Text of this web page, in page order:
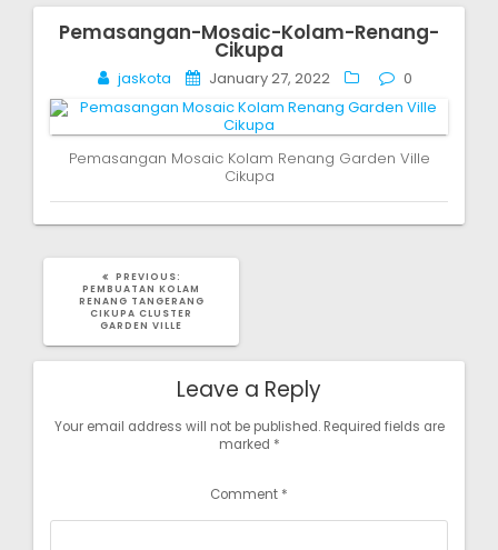
Pemasangan-Mosaic-Kolam-Renang-
Cikupa
jaskota January 27, 2022 0
Pemasangan Mosaic Kolam Renang Garden Ville
Cikupa
Post
navigation
PREVIOUS:
POST:
PEMBUATAN KOLAM
RENANG TANGERANG
CIKUPA CLUSTER
GARDEN VILLE
Leave a Reply
Your email address will not be published. Required fields are
marked *
Comment *